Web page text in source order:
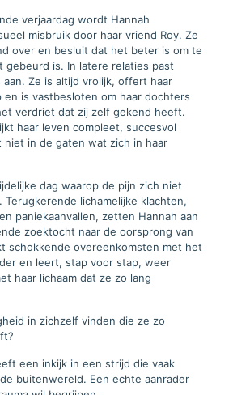
verjaardag wordt Hannah
misbruik door haar vriend Roy. Ze
over en besluit dat het beter is om te
gebeurd is. In latere relaties past
aan. Ze is altijd vrolijk, offert haar
is vastbesloten om haar dochters
verdriet dat zij zelf gekend heeft.
haar leven compleet, succesvol
niet in de gaten wat zich in haar
dag waarop de pijn zich niet
Terugkerende lichamelijke klachten,
paniekaanvallen, zetten Hannah aan
zoektocht naar de oorsprong van
schokkende overeenkomsten met het
en leert, stap voor stap, weer
haar lichaam dat ze zo lang
in zichzelf vinden die ze zo
een inkijk in een strijd die vaak
buitenwereld. Een echte aanrader